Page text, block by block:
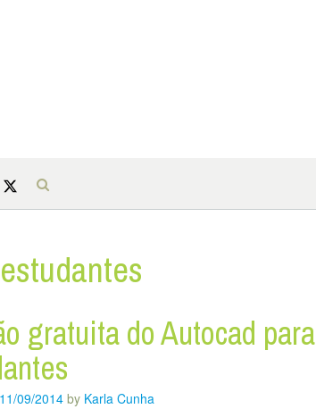
gratuita do Autocad para
11/09/2014by Karla Cunha